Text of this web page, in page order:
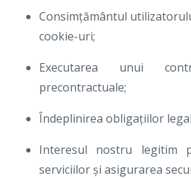
Consimțământul
cookie-uri;
Executarea unui
precontractuale;
Îndeplinirea obligațiilor
Interesul nostru legitim
serviciilor și asigurarea